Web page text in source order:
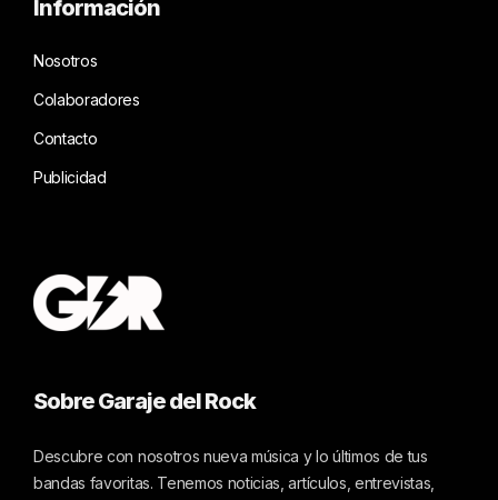
Información
Nosotros
Colaboradores
Contacto
Publicidad
Sobre Garaje del Rock
Descubre con nosotros nueva música y lo últimos de tus
bandas favoritas. Tenemos noticias, artículos, entrevistas,